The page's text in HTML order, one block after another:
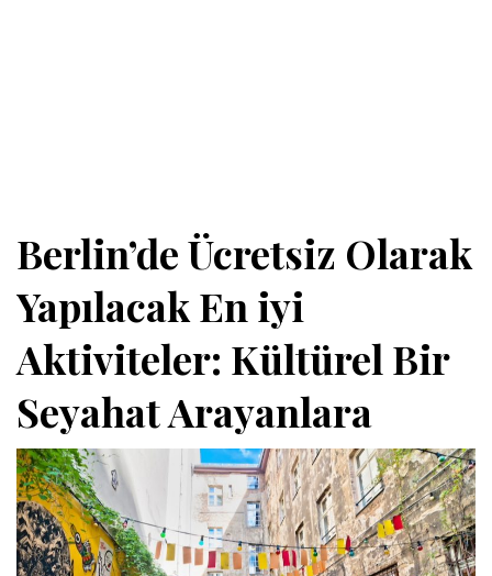
Berlin’de Ücretsiz Olarak
Yapılacak En iyi
Aktiviteler: Kültürel Bir
Seyahat Arayanlara